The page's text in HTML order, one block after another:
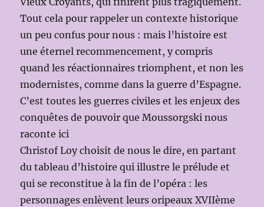
Tout cela pour rappeler un contexte historique
un peu confus pour nous : mais l’histoire est
une éternel recommencement, y compris
quand les réactionnaires triomphent, et non les
modernistes, comme dans la guerre d’Espagne.
C’est toutes les guerres civiles et les enjeux des
conquêtes de pouvoir que Moussorgski nous
raconte ici
Christof Loy choisit de nous le dire, en partant
du tableau d’histoire qui illustre le prélude et
qui se reconstitue à la fin de l’opéra : les
personnages enlèvent leurs oripeaux XVIIème